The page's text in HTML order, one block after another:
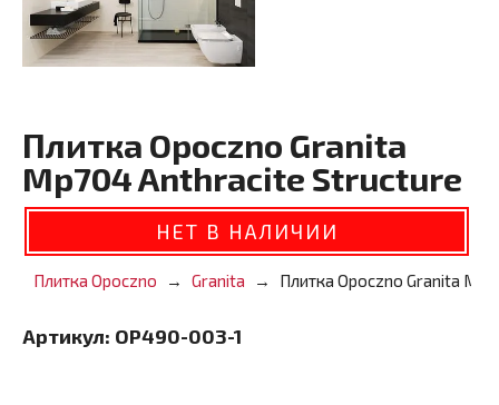
Плитка Opoczno Granita
Mp704 Anthracite Structure
НЕТ В НАЛИЧИИ
Плитка Opoczno Granita Плитка Opoczno Granita
Артикул: OP490-003-1